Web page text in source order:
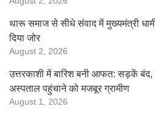
थारू समाज से सीधे संवाद में मुख्यमंत्री
दिया जोर
August 2, 2026
उत्तरकाशी में बारिश बनी आफत: सड़कें
अस्पताल पहुंचाने को मजबूर ग्रामीण
August 1, 2026